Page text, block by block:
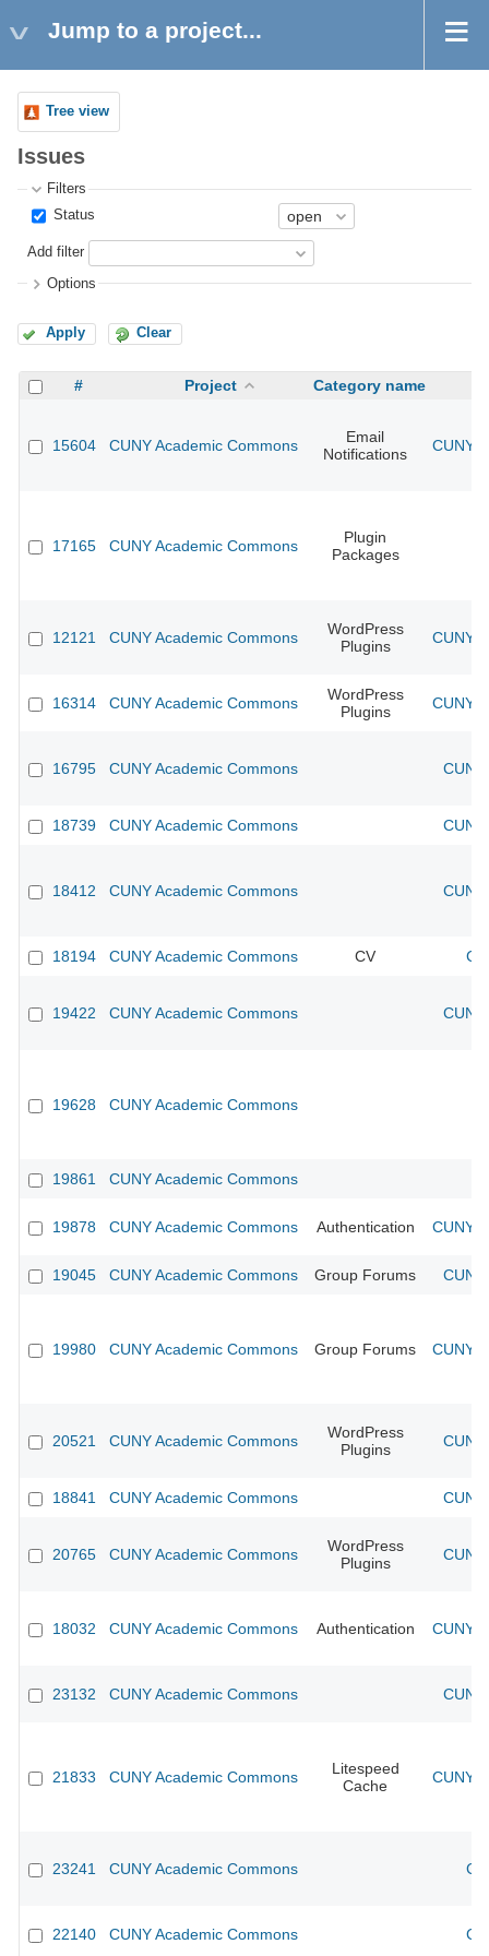
Jump to a project...
Tree view
Issues
Filters
Status
Add filter
Options
Apply Clear
# Project Category name
15604 CUNY Academic Commons
Email
Notifications
CUNY
17165 CUNY Academic Commons
Plugin
Packages
12121 CUNY Academic Commons
WordPress
Plugins
CUNY
16314 CUNY Academic Commons
WordPress
Plugins
CUNY
16795 CUNY Academic Commons
18739 CUNY Academic Commons
18412 CUNY Academic Commons
18194 CUNY Academic Commons CV
19422 CUNY Academic Commons
19628 CUNY Academic Commons
19861 CUNY Academic Commons
19878 CUNY Academic Commons Authentication CUNY
19045 CUNY Academic Commons Group Forums
19980 CUNY Academic Commons Group Forums CUNY
20521 CUNY Academic Commons
WordPress
Plugins
18841 CUNY Academic Commons
20765 CUNY Academic Commons
WordPress
Plugins
18032 CUNY Academic Commons Authentication CUNY
23132 CUNY Academic Commons
21833 CUNY Academic Commons
Litespeed
Cache
CUNY
23241 CUNY Academic Commons
22140 CUNY Academic Commons